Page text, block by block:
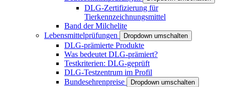
DLG-Zertifizierung für
Tierkennzeichnungsmittel
Band der Milchelite
Lebensmittelprüfungen
Dropdown umschalten
DLG-prämierte Produkte
Was bedeutet DLG-prämiert?
Testkriterien: DLG-geprüft
DLG-Testzentrum im Profil
Bundesehrenpreise
Dropdown umschalten